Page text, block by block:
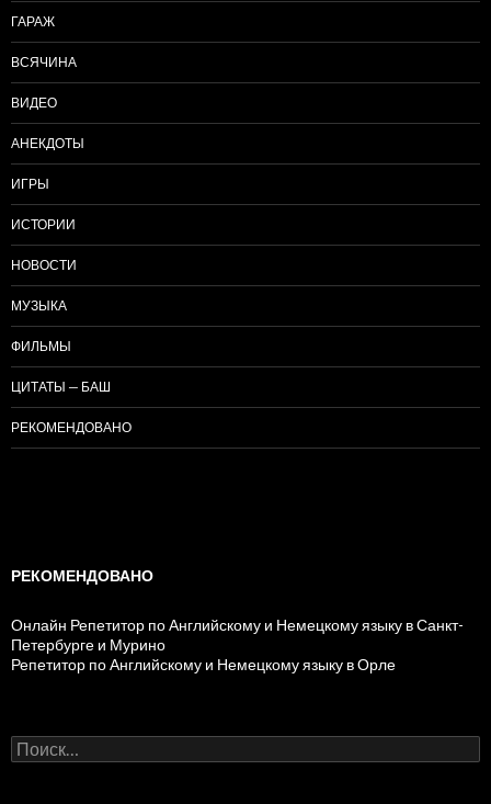
ГАРАЖ
ВСЯЧИНА
ВИДЕО
АНЕКДОТЫ
ИГРЫ
ИСТОРИИ
НОВОСТИ
МУЗЫКА
ФИЛЬМЫ
ЦИТАТЫ — БАШ
РЕКОМЕНДОВАНО
РЕКОМЕНДОВАНО
Онлайн Репетитор по Английскому и Немецкому языку в Санкт-
Петербурге и Мурино
Репетитор по Английскому и Немецкому языку в Орле
Н
а